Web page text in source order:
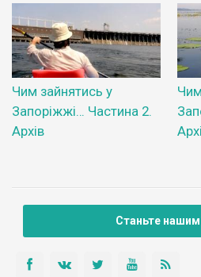
Чим зайнятись у
Запоріжжі… Частина 2.
Архів
Станьте